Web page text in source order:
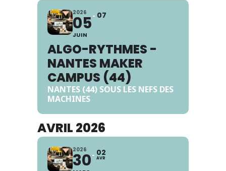
2026
05
JUIN
07
ALGO-RYTHMES -
NANTES MAKER
CAMPUS (44)
NANTES (44) SOUS LES NEFS DES
MACHINES
AVRIL 2026
2026
30 02
AVR